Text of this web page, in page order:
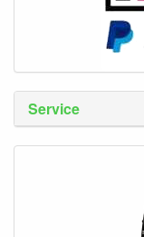
Service